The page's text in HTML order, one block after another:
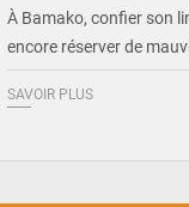
À Bamako, confier son
encore réserver de
SAVOIR PLUS